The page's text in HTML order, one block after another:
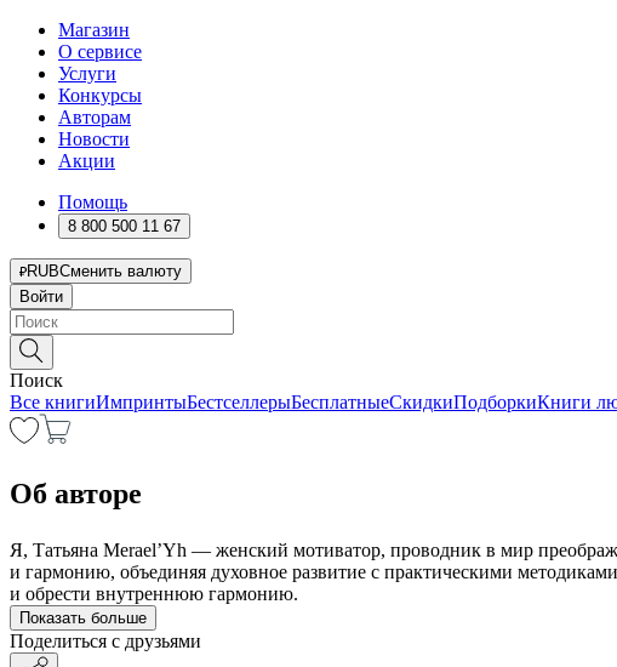
Магазин
О сервисе
Услуги
Конкурсы
Авторам
Новости
Акции
Помощь
8 800 500 11 67
RUBСменить валюту
Войти
Поиск
Все книгиИмпринтыБестселлерыБесплатныеСкидкиПодборкиКниги
Об авторе
Я, Татьяна Merael’Yh — женский мотиватор, проводник в мир
и гармонию, объединяя духовное развитие с практическими
и обрести внутреннюю гармонию.
Показать больше
Поделиться с друзьями